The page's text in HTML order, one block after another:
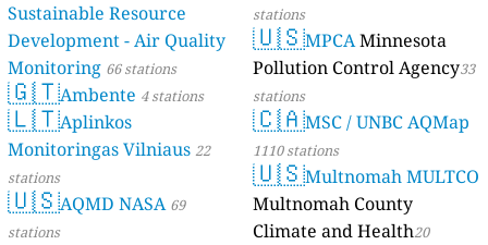
Sustainable Resource
Development - Air Quality
Monitoring 66 stations
🇬🇹Ambente 4 stations
🇱🇹Aplinkos
Monitoringas Vilniaus 22
stations
🇺🇸AQMD NASA 69
stations
stations
🇺🇸MPCAMinnesota
Pollution Control Agency33
stations
🇨🇦MSC / UNBC AQMap
1110 stations
🇺🇸Multnomah MULTCO
Multnomah County
Climate and Health20